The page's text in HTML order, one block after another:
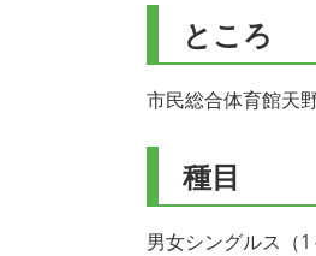
ところ
市民総合体育館天
種目
男女シングルス（